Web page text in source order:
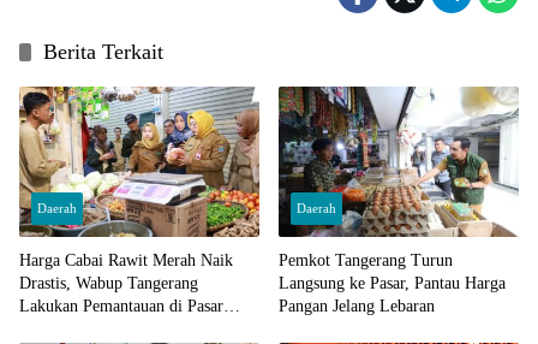
Berita Terkait
Daerah
Harga Cabai Rawit Merah Naik
Drastis, Wabup Tangerang
Lakukan Pemantauan di Pasar
Daerah
Pemkot Tangerang Turun
Langsung ke Pasar, Pantau Harga
Pangan Jelang Lebaran